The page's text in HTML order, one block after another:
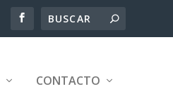
CONTACTO